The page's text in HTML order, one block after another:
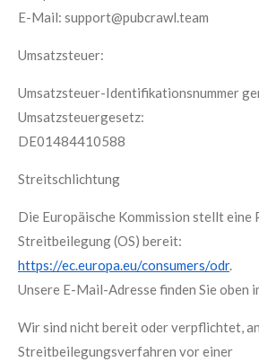
E-Mail: support@pubcrawl.team
Umsatzsteuer:
Umsatzsteuer-Identifikationsnummer
Umsatzsteuergesetz:
DE01484410588
Streitschlichtung
Die Europäische Kommission stellt
Streitbeilegung (OS) bereit:
https://ec.europa.eu/consumers/odr.
Unsere E-Mail-Adresse finden Sie oben
Wir sind nicht bereit oder verpflichtet, an
Streitbeilegungsverfahren vor einer